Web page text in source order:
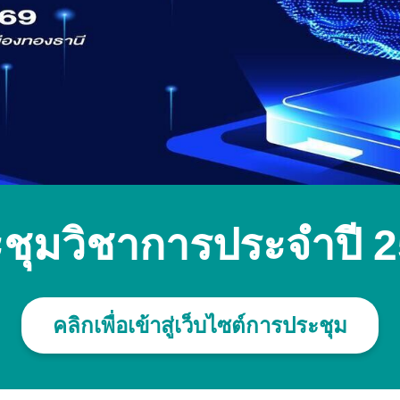
มวิชาการประจำปี
คลิกเพื่อเข้าสู่เว็บไซต์การประชุม